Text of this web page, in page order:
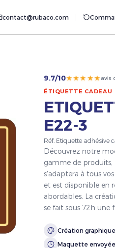
contact@rubaco.com
9.7/10★★★★★avis
ÉTIQUETTE CADEAU
E22-3
Réf. Etiquette adhésive
Découvrez notre
gamme de produits,
s'adaptera à tous
et est disponible en
abordables. La
se fait sous 72h une
Création
Maquette